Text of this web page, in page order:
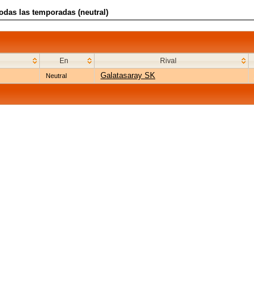
las temporadas (neutral)
En Rival
Neutral Galatasaray SK